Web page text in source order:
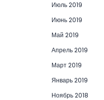
Июль 2019
Июнь 2019
Май 2019
Апрель 2019
Март 2019
Январь 2019
Ноябрь 2018